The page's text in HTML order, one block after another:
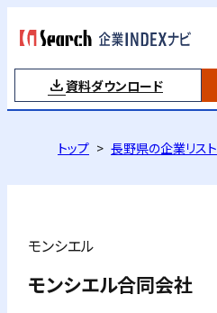
資料ダウンロード
トップ 長野県の企業リスト
モンシエル
モンシエル合同会社